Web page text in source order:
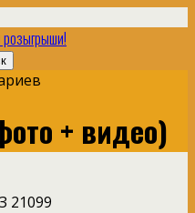
розыгрыши!
+ видео)
21099